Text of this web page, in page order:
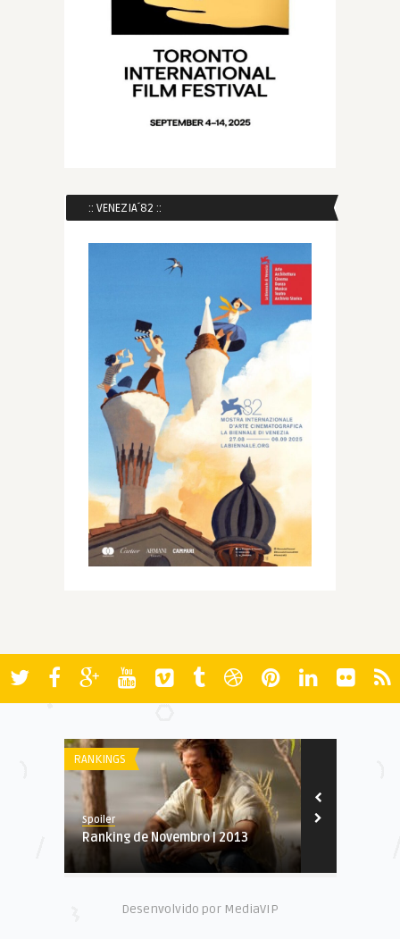
:: VENEZIA´82 ::
RANKINGS
Spoiler
Ranking de Novembro | 2013
Desenvolvido por MediaVIP